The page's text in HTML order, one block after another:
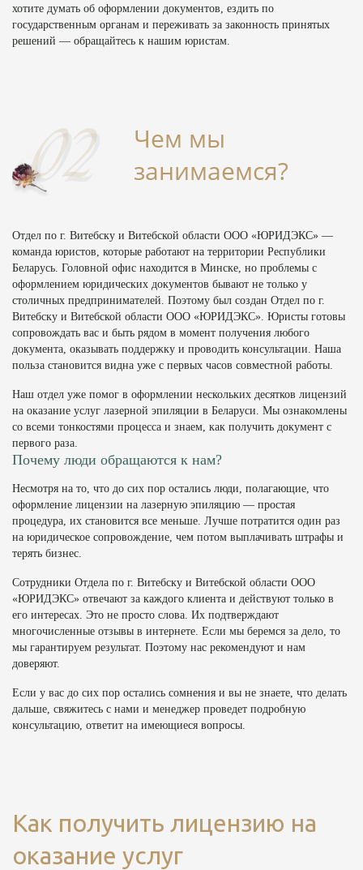
хотите думать об оформлении документов, ездить по
государственным органам и переживать за законность принятых
решений — обращайтесь к нашим юристам.
Чем мы
занимаемся?
Отдел по г. Витебску и Витебской области ООО «ЮРИДЭКС» —
команда юристов, которые работают на территории Республики
Беларусь. Головной офис находится в Минске, но проблемы с
оформлением юридических документов бывают не только у
столичных предпринимателей. Поэтому был создан Отдел по г.
Витебску и Витебской области ООО «ЮРИДЭКС». Юристы готовы
сопровождать вас и быть рядом в момент получения любого
документа, оказывать поддержку и проводить консультации. Наша
польза становится видна уже с первых часов совместной работы.
Наш отдел уже помог в оформлении нескольких десятков лицензий
на оказание услуг лазерной эпиляции в Беларуси. Мы ознакомлены
со всеми тонкостями процесса и знаем, как получить документ с
первого раза.
Почему люди обращаются к нам?
Несмотря на то, что до сих пор остались люди, полагающие, что
оформление лицензии на лазерную эпиляцию — простая
процедура, их становится все меньше. Лучше потратится один раз
на юридическое сопровождение, чем потом выплачивать штрафы и
терять бизнес.
Сотрудники Отдела по г. Витебску и Витебской области ООО
«ЮРИДЭКС» отвечают за каждого клиента и действуют только в
его интересах. Это не просто слова. Их подтверждают
многочисленные отзывы в интернете. Если мы беремся за дело, то
мы гарантируем результат. Поэтому нас рекомендуют и нам
доверяют.
Если у вас до сих пор остались сомнения и вы не знаете, что делать
дальше, свяжитесь с нами и менеджер проведет подробную
консультацию, ответит на имеющиеся вопросы.
Как получить лицензию на
оказание услуг